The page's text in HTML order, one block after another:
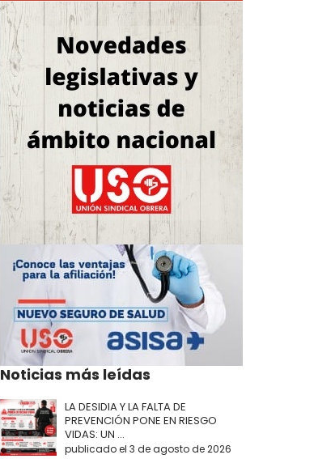
Noticias más leídas
LA DESIDIA Y LA FALTA DE
PREVENCIÓN PONE EN RIESGO
VIDAS: UN ...
publicado el 3 de agosto de 2026